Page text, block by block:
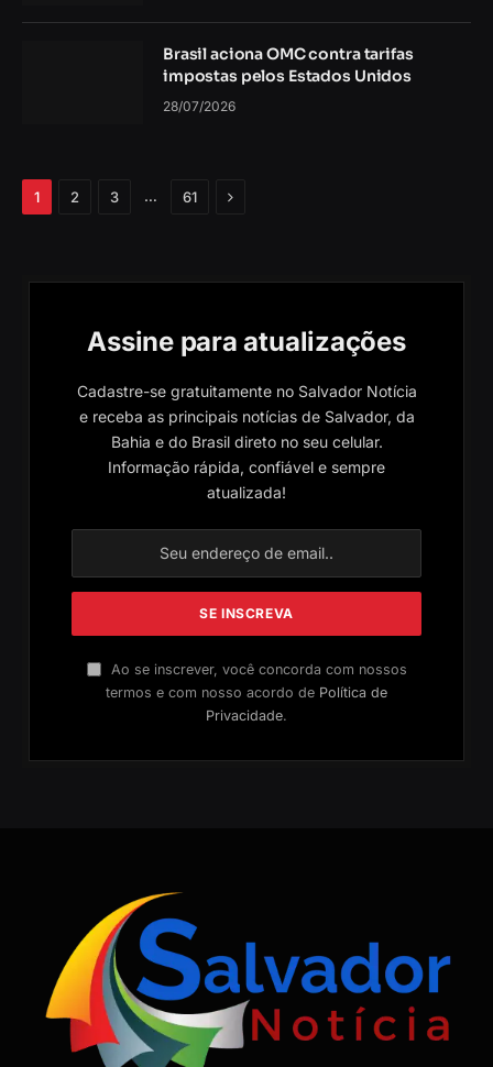
Brasil aciona OMC contra tarifas
impostas pelos Estados Unidos
28/07/2026
1 2 3 … 61 Próximo
Assine para atualizações
Cadastre-se gratuitamente no Salvador Notícia
e receba as principais notícias de Salvador, da
Bahia e do Brasil direto no seu celular.
Informação rápida, confiável e sempre
atualizada!
Ao se inscrever, você concorda com nossos
termos e com nosso acordo de Política de
Privacidade.